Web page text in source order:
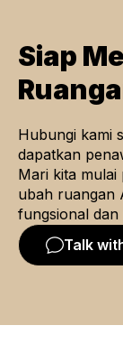
Siap
Hubungi kami
dapatkan
Mari kita mulai
ubah ruangan
fungsional dan
Talk